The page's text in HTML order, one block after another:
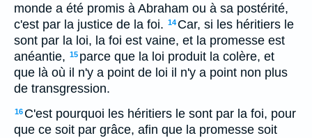
monde a été promis à Abraham ou à sa postérité,
c'est par la justice de la foi. 14 Car, si les héritiers le
sont par la loi, la foi est vaine, et la promesse est
anéantie, 15 parce que la loi produit la colère, et
que là où il n'y a point de loi il n'y a point non plus
de transgression.
16 C'est pourquoi les héritiers le sont par la foi, pour
que ce soit par grâce, afin que la promesse soit